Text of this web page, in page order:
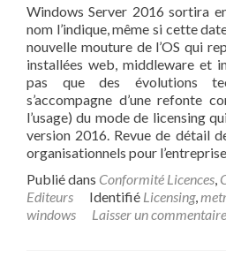
Windows Server 2016 sortira
nom l’indique, même si cette
nouvelle mouture de l’OS qui
installées web, middleware et
pas que des évolutions
s’accompagne d’une refonte
l’usage) du mode de licensing
version 2016. Revue de détail
organisationnels pour
Publié dans Conformité Licences,
Editeurs
Identifié Licensing,
windows
Laisser un commentaire